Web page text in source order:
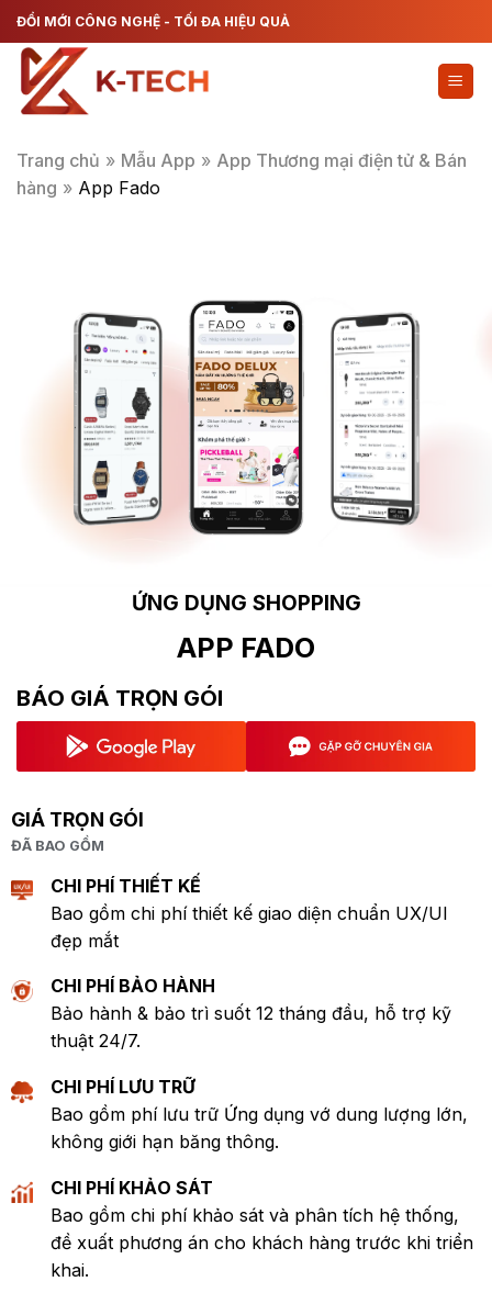
Chuyển
đến
dung
ĐỔI MỚI CÔNG NGHỆ - TỐI ĐA HIỆU QUẢ
Trang chủ » Mẫu App » App Thương mại điện tử & Bán
hàng » App Fado
ỨNG DỤNG SHOPPING
APP FADO
BÁO GIÁ TRỌN GÓI
GIÁ TRỌN GÓI
ĐÃ BAO GỒM
CHI PHÍ THIẾT KẾ
Bao gồm chi phí thiết kế giao diện chuẩn UX/UI
đẹp mắt
CHI PHÍ BẢO HÀNH
Bảo hành & bảo trì suốt 12 tháng đầu, hỗ trợ kỹ
thuật 24/7.
CHI PHÍ LƯU TRỮ
Bao gồm phí lưu trữ Ứng dụng vớ dung lượng lớn,
không giới hạn băng thông.
CHI PHÍ KHẢO SÁT
Bao gồm chi phí khảo sát và phân tích hệ thống,
đề xuất phương án cho khách hàng trước khi triển
khai.